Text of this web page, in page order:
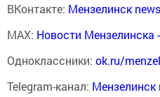
ВКонтакте: Мензелинск
MAX: Новости Мензелинска
Одноклассники: ok.ru/
Telegram-канал: